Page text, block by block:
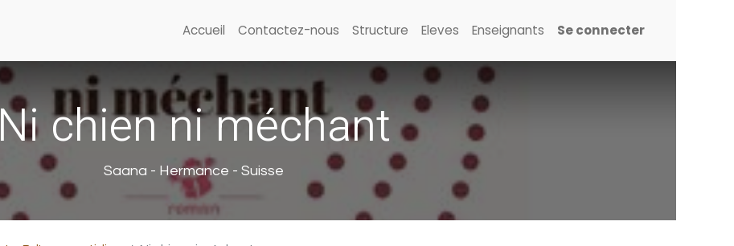
Accueil Contactez-nous Structure Eleves Enseignants Se connecter
Ni chien ni méchant
Saana - Hermance - Suisse